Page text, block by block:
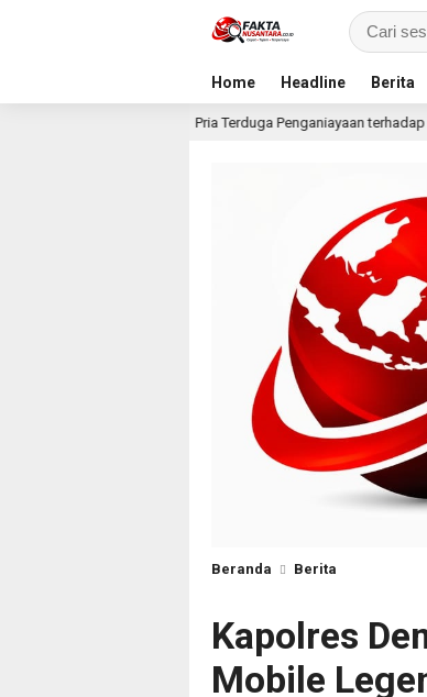
Home Headline Berita
Pria Terduga Penganiayaan terhadap Seorang Wanita di
Beranda Berita
Kapolres
Mobile